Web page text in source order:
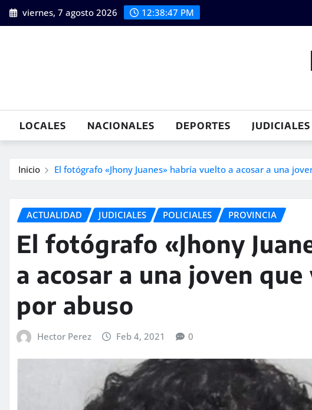
Saltar
al
viernes, 7 agosto 2026 12:38:48 PM
LOCALES NACIONALES DEPORTES JUDICIALES
Inicio El fotógrafo «Jhony Juanes» habría vuelto a acosar a una
ACTUALIDAD JUDICIALES POLICIALES PROVINCIA
El fotógrafo «Jhony
a acosar a una joven
por abuso
Hector Perez Feb 4, 2021 0